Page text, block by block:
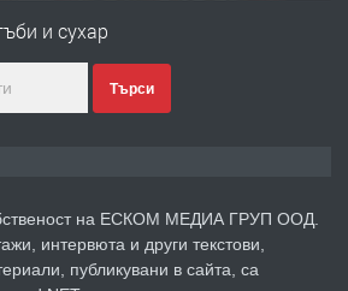
преди 2 години
и сухар
Търси
на ЕСКОМ МЕДИА ГРУП ООД.
интервюта и други текстови,
публикувани в сайта, са